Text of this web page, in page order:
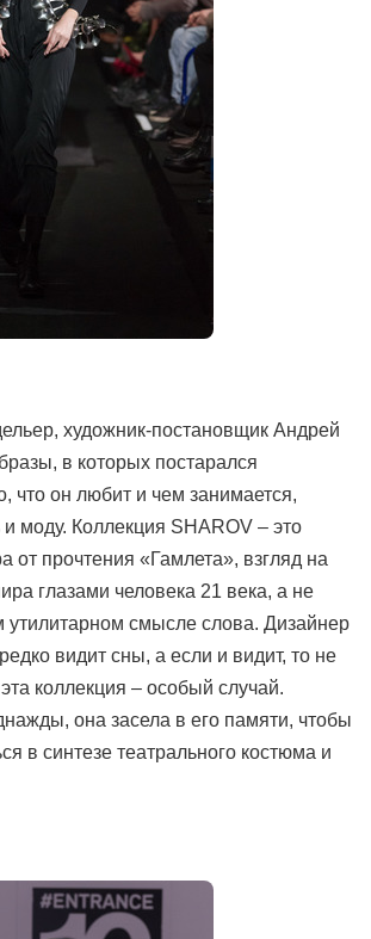
художник-постановщик Андрей
в которых постарался
что он любит и чем занимается,
моду. Коллекция SHAROV – это
от прочтения «Гамлета», взгляд на
глазами человека 21 века, а не
утилитарном смысле слова. Дизайнер
видит сны, а если и видит, то не
коллекция – особый случай.
она засела в его памяти, чтобы
в синтезе театрального костюма и